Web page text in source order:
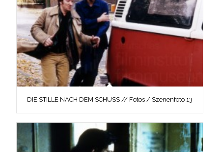
DIE STILLE NACH DEM SCHUSS // Fotos / Szenenfoto 13